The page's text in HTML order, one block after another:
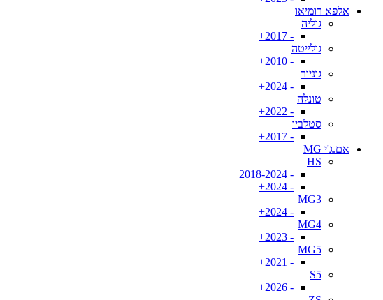
אלפא רומיאו
גוליה
- 2017+
גולייטה
- 2010+
גוניור
- 2024+
טונלה
- 2022+
סטלביו
- 2017+
אם.ג'י MG
HS
- 2018-2024
- 2024+
MG3
- 2024+
MG4
- 2023+
MG5
- 2021+
S5
- 2026+